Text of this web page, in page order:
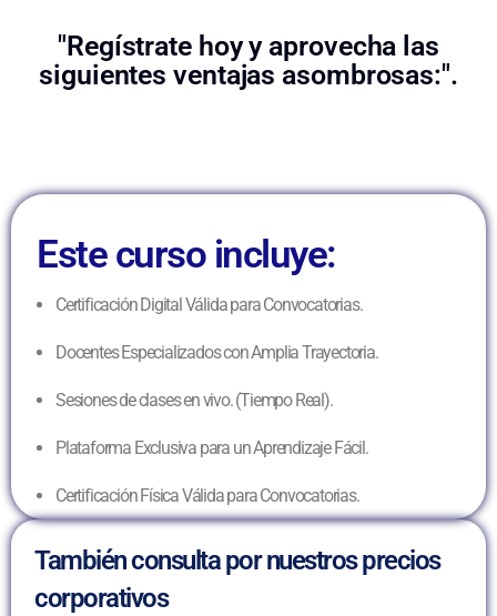
"Regístrate hoy y aprovecha las
siguientes ventajas asombrosas:".
Este curso incluye:
Certificación Digital Válida para Convocatorias.
Docentes Especializados con Amplia Trayectoria.
Sesiones de clases en vivo. (Tiempo Real).
Plataforma Exclusiva para un Aprendizaje Fácil.
Certificación Física Válida para Convocatorias.
También consulta por nuestros precios
corporativos